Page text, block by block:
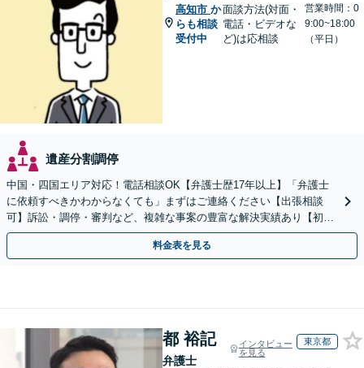
高知市 か
らも相談
受付中
面談方法(対面・
電話・ビデオな
ど)は応相談
営業時間：0
9:00~18:00
（平日）
遺産分割調停
中国・四国エリア対応！電話相談OK【弁護士歴17年以上】「弁護士
に依頼すべきかわからなくても」まずはご連絡ください【出張相談
可】訴訟・調停・審判など、複雑な事案の豊富な解決実績あり【初回
相談無料】初回面談のみで解決できるケースもあります
料金表を見る
都 裕記
弁護士
インタビュー
を見る
東京都